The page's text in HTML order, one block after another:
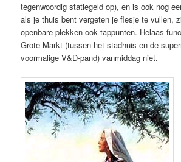
tegenwoordig statiegeld op), en is ook nog
als je thuis bent vergeten je flesje te vullen,
openbare plekken ook tappunten. Helaas
Grote Markt (tussen het stadhuis en de
voormalige V&D-pand) vanmiddag niet.